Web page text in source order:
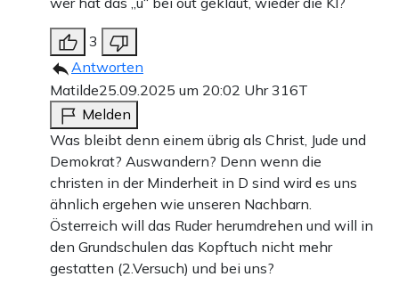
3
Antworten
Matilde25.09.2025 um 20:02 Uhr316T
Melden
Was bleibt denn einem übrig als Christ, Jude und
Demokrat? Auswandern? Denn wenn die
christen in der Minderheit in D sind wird es uns
ähnlich ergehen wie unseren Nachbarn.
Österreich will das Ruder herumdrehen und will in
den Grundschulen das Kopftuch nicht mehr
gestatten (2.Versuch) und bei uns?